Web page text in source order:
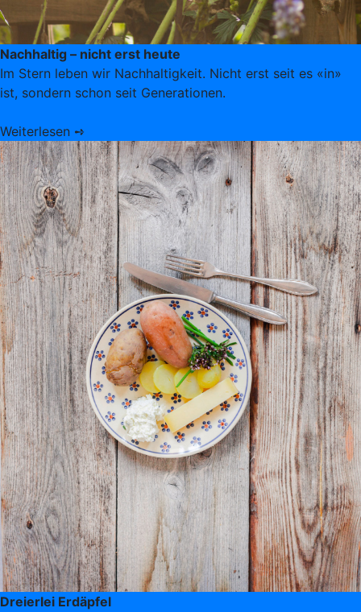
Nachhaltig – nicht erst heute
Im Stern leben wir Nachhaltigkeit. Nicht erst seit es «in»
ist, sondern schon seit Generationen.
Weiterlesen ➺
Dreierlei Erdäpfel